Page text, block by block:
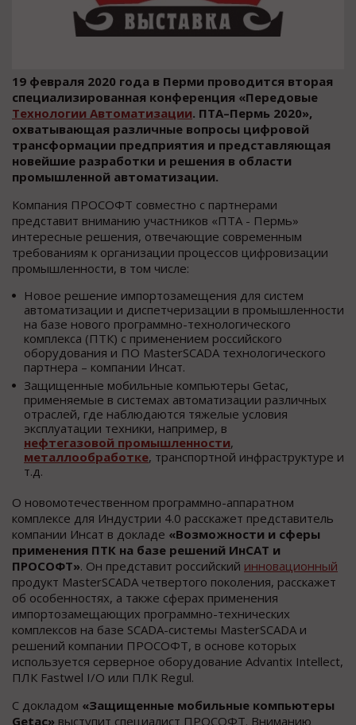
19 февраля 2020 года в Перми проводится вторая
специализированная конференция «Передовые
Технологии Автоматизации. ПТА–Пермь 2020»,
охватывающая различные вопросы цифровой
трансформации предприятия и представляющая
новейшие разработки и решения в области
промышленной автоматизации.
Компания ПРОСОФТ совместно с партнерами
представит вниманию участников «ПТА - Пермь»
интересные решения, отвечающие современным
требованиям к организации процессов цифровизации
промышленности, в том числе:
Новое решение импортозамещения для систем
автоматизации и диспетчеризации в промышленности
на базе нового программно-технологического
комплекса (ПТК) с применением российского
оборудования и ПО MasterSCADA технологического
партнера – компании Инсат.
Защищенные мобильные компьютеры Getac,
применяемые в системах автоматизации различных
отраслей, где наблюдаются тяжелые условия
эксплуатации техники, например, в
нефтегазовой промышленности,
металлообработке, транспортной инфраструктуре и
т.д.
О новомотечественном программно-аппаратном
комплексе для Индустрии 4.0 расскажет представитель
компании Инсат в докладе «Возможности и сферы
применения ПТК на базе решений ИнСАТ и
ПРОСОФТ». Он представит российский инновационный
продукт MasterSCADA четвертого поколения, расскажет
об особенностях, а также сферах применения
импортозамещающих программно-технических
комплексов на базе SCADA-системы MasterSCADA и
решений компании ПРОСОФТ, в основе которых
используется серверное оборудование Advantix Intellect,
ПЛК Fastwel I/O или ПЛК Regul.
С докладом «Защищенные мобильные компьютеры
Getac» выступит специалист ПРОСОФТ. Вниманию